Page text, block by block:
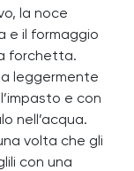
la noce
e il formaggio
forchetta.
leggermente
e con
nell’acqua.
volta che gli
con una